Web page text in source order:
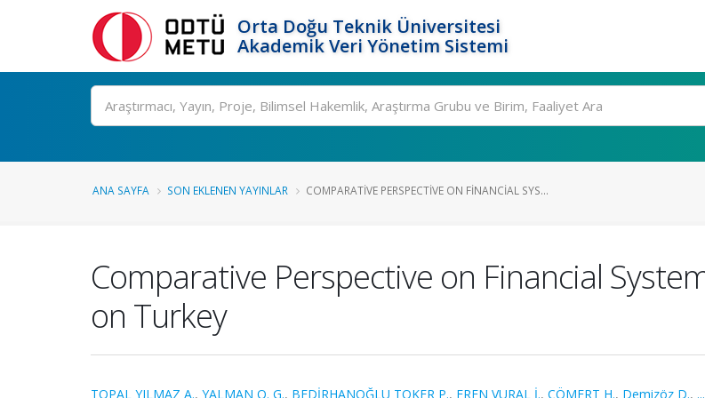
Orta Doğu Teknik Üniversitesi
Akademik Veri Yönetim Sistemi
Ara
ANA SAYFA SON EKLENEN YAYINLAR COMPARATIVE PERSPECTIVE ON FINANCIAL SYS...
Comparative Perspective on Financial
on Turkey
TOPAL YILMAZ A., YALMAN O. G., BEDİRHANOĞLU TOKER P., EREN VURAL İ., CÖMERT H., Demizöz D.,